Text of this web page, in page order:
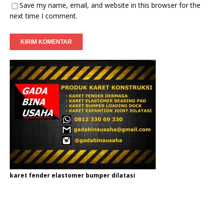
Save my name, email, and website in this browser for the
next time I comment.
karet fender elastomer bumper dilatasi